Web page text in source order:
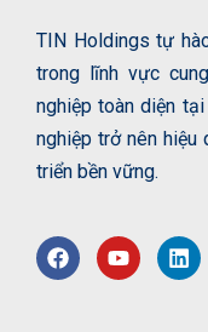
TIN Holdings tự
trong lĩnh vực
nghiệp toàn diện
nghiệp trở nên hiệu
triển bền vững.